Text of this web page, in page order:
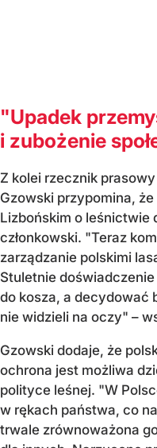
"Upadek
i zubożenie
Z kolei rzecznik
Gzowski przypomina,
Lizbońskim o leśnictwie
członkowski. "Teraz
zarządzanie polskimi
Stuletnie
do kosza, a decydować
nie widzieli na oczy" –
Gzowski dodaje, że
ochrona jest możliwa
polityce leśnej. "W
w rękach państwa, co
trwale zrównoważona